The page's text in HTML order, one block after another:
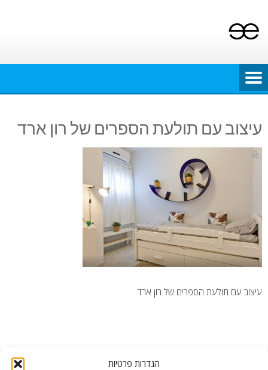
הגדרות פרטיות
content
עיצוב עם תולעת הספרים של רון ארד
עיצוב עם תולעת הספרים של רון ארד